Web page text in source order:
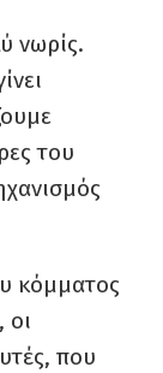
νωρίς.
του
κόμματος
οι
που